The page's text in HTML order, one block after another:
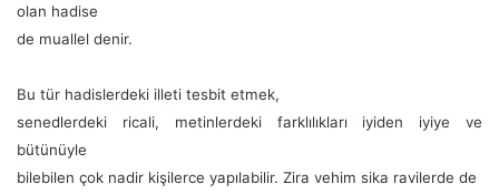
olan hadise
de muallel denir.
Bu tür hadislerdeki illeti tesbit etmek,
senedlerdeki ricali, metinlerdeki farklılıkları iyiden iyiye ve
bütünüyle
bilebilen çok nadir kişilerce yapılabilir. Zira vehim sika ravilerde de